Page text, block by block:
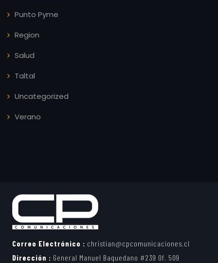
Punto Pyme
Region
Salud
Taltal
Uncategorized
Verano
Correo Electrónico : christian@cpcomunicaciones.cl
Dirección : General Manuel Baquedano #239 Of. 509